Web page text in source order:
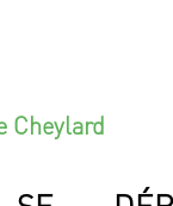
Cheylard